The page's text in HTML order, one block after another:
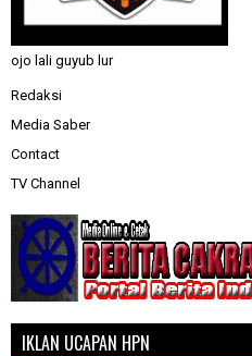
ojo lali guyub lur
Redaksi
Media Saber
Contact
TV Channel
IKLAN UCAPAN HPN